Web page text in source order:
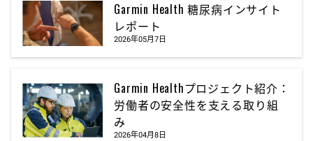
Garmin Health 糖尿病インサイト
レポート
2026年05月7日
Garmin Healthプロジェクト紹介：
労働者の安全性を支える取り組
み
2026年04月8日